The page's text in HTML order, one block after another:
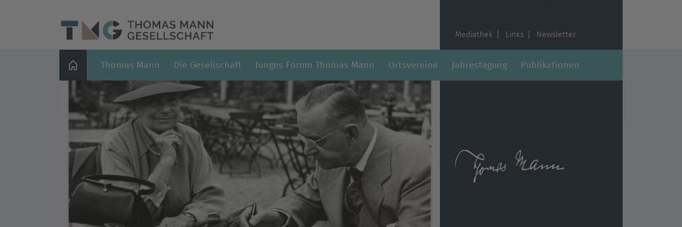
Mediathek Links Newsletter
Thomas Mann Die Gesellschaft Junges Forum Thomas Mann Ortsvereine Jahrestagung Publikationen